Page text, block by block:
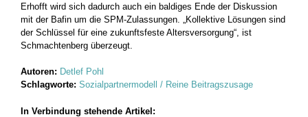
Erhofft wird sich dadurch auch ein baldiges Ende der Diskussion
mit der Bafin um die SPM-Zulassungen. „Kollektive Lösungen sind
der Schlüssel für eine zukunftsfeste Altersversorgung“, ist
Schmachtenberg überzeugt.
Autoren: Detlef Pohl
Schlagworte: Sozialpartnermodell / Reine Beitragszusage
In Verbindung stehende Artikel: